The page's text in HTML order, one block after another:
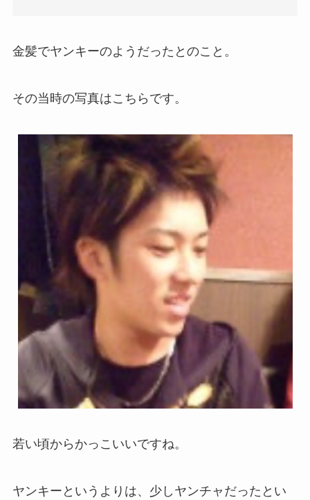
金髪でヤンキーのようだったとのこと。
その当時の写真はこちらです。
若い頃からかっこいいですね。
ヤンキーというよりは、少しヤンチャだったとい